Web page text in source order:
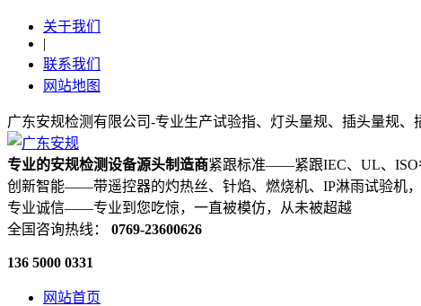
关于我们
|
联系我们
网站地图
广东安规检测有限公司-专业生产试验指、灯头量规、插头量规
专业的安规检测设备源头制造商紧跟标准——紧跟IEC、UL、ISO
创新智能——带遥控器的灼热丝、针焰、燃烧机、IP淋雨试验机
专业诚信——专业到您吃惊，一直被模仿，从未被超越
全国咨询热线： 0769-23600626
136 5000 0331
网站首页